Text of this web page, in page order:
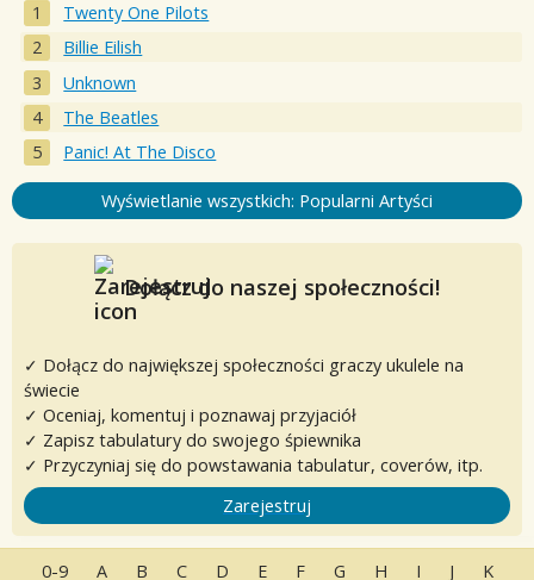
Twenty One Pilots
Billie Eilish
Unknown
The Beatles
Panic! At The Disco
Wyświetlanie wszystkich: Popularni Artyści
Dołącz do naszej społeczności!
✓ Dołącz do największej społeczności graczy ukulele na
świecie
✓ Oceniaj, komentuj i poznawaj przyjaciół
✓ Zapisz tabulatury do swojego śpiewnika
✓ Przyczyniaj się do powstawania tabulatur, coverów, itp.
Zarejestruj
0-9 A B C D E F G H I J K